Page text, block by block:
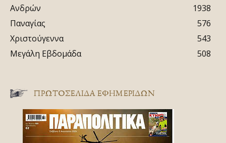
Ανδρών
1938
Παναγίας
576
Χριστούγεννα
543
Μεγάλη Εβδομάδα
508
ΠΡΩΤΟΣΈΛΙΔΑ ΕΦΗΜΕΡΊΔΩΝ